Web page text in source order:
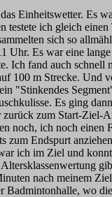
Einheitswetter. Es
ich gleich
sich so
Uhr. Es war eine
Ich fand auch
100 m Strecke. Und
"Stinkendes
Es ging
zum Start-Ziel-
noch, ich noch einen
zum Endspurt
ich im Ziel und
nach meinem
wo